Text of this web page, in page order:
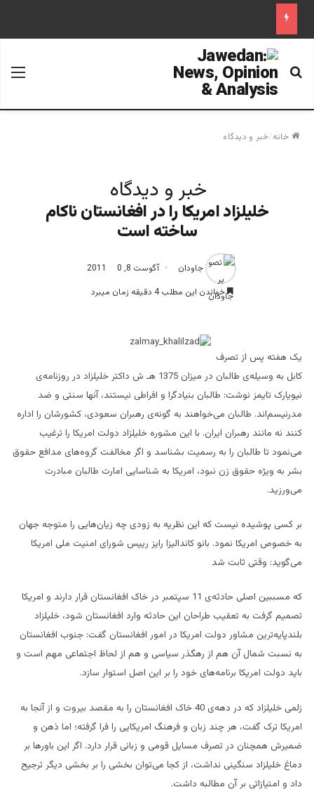
جستجو برای
خانه/خبر و دیدگاه
خبر و دیدگاه
خلیلزاد امریکا را در افغانستان ناکام
ساخته است
جاودان آگوست 8, 2011
0
خواندن این مطلب 4 دقیقه زمان میبرد
یک هفته پس از تصرف
کابل به وسیله‌ی طالبان در میزان 1375 هـ ش داکتر خلیلزاد در روزنامه‌ی
نیویارک تایمز نوشت: طالبان بنیادگرا و افراطی نیستند، آنها سنتی و ضد
مدرنیسم‌اند. طالبان می‌خواهند به گونه‌ی رهبران سعودی، کشورشان را اداره
کنند نه مانند رهبران ایران. با این مشوره خلیلزاد دولت امریکا را ترغیب
می‌نمود تا طالبان را به رسمیت بشناسد و اگر مخالفت گروه‌های مدافع حقوق
بشر به ویژه حقوق زن نبود، امریکا به شناسایی امارت طالبان مبادرت
می‌ورزید.
بر کسی پوشیده نیست که این نظریه به زودی چه زیان‌هایی را متوجه جهان
به خصوص امریکا نمود. بانو کاندالیزا رایز رییس شورای امنیت ملی امریکا
می‌گوید: وقتی ثابت شد
که مسببین اصلی حادثه‌ی 11 سپتمبر در خاک افغانستان قرار دارند و امریکا
تصمیم گرفت به تعقیب طراحان این حادثه وارد افغانستان شود، خلیلزاد
بلندپایه‌ترین مشاور دولت امریکا در امور افغانستان گفت: جنوب افغانستان
به نسبت شمال آن هم از رهگذر سیاسی و هم از لحاظ اجتماعی مهم است و
باید دولت امریکا برنامه‌های خود را بر این اصل استوار سازد.
زلمی خلیلزاد که در دهه‌ی 40 خاک افغانستان را به مقصد بیروت و از آنجا به
امریکا ترک گفت، هر چند زبان و فرهنگ امریکایی را فرا گرفته؛ اما ذهن و
ضمیرش همچنان در تصرف مسایل قومی و زبانی قرار دارد. اگر این باورها بر
دماغ خلیلزاد سنگینی نداشت، از کجا می‌توان بخشی را بر بخشی دیگر ترجیح
داد و امتیازاتی بر آن مطالبه داشت.